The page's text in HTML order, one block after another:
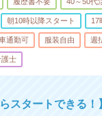
朝10時以降スタート 17
通勤可 服装自由 週
護士
スタートできる